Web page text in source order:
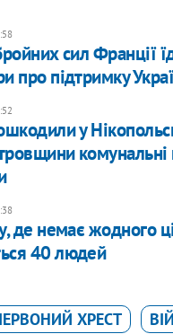
сил Франції
про підтримку
у
комунальні
де немає жодного
40 людей
ХРЕСТ